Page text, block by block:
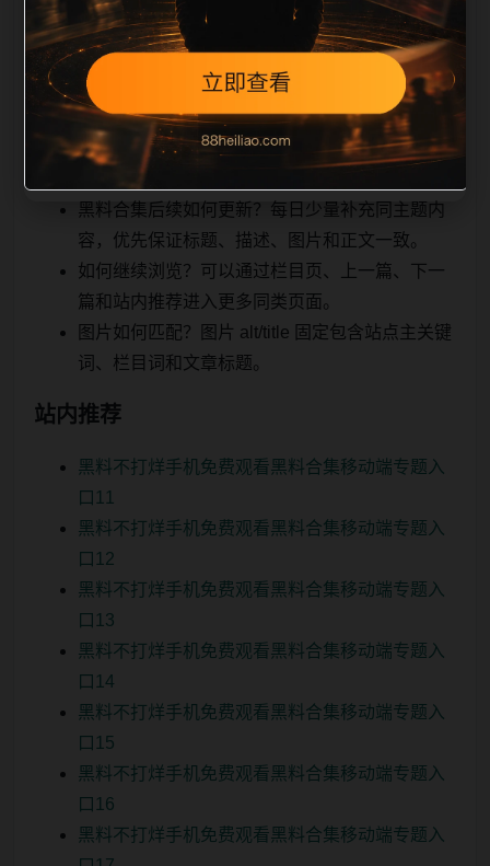
真实用户顺着栏目继续浏览。同站连续更新时避免重复
标题和重复首段，优先补充不同关键词、不同栏目词和
不同问题角度。栏目页则保留清晰入口，方便后续专题
自动归集。发布后按真实浏览器复查首屏、图片、跳转
体验、相关推荐和加载速度。
黑料合集后续如何更新？每日少量补充同主题内
容，优先保证标题、描述、图片和正文一致。
如何继续浏览？可以通过栏目页、上一篇、下一
篇和站内推荐进入更多同类页面。
图片如何匹配？图片 alt/title 固定包含站点主关键
词、栏目词和文章标题。
站内推荐
黑料不打烊手机免费观看黑料合集移动端专题入
口11
黑料不打烊手机免费观看黑料合集移动端专题入
口12
黑料不打烊手机免费观看黑料合集移动端专题入
口13
黑料不打烊手机免费观看黑料合集移动端专题入
口14
黑料不打烊手机免费观看黑料合集移动端专题入
口15
黑料不打烊手机免费观看黑料合集移动端专题入
口16
黑料不打烊手机免费观看黑料合集移动端专题入